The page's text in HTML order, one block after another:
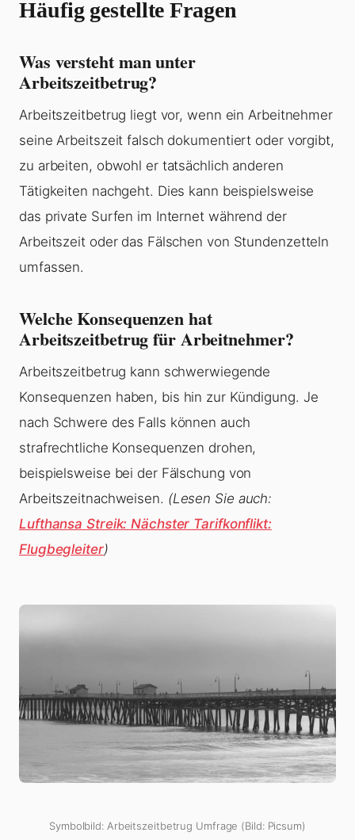
Häufig gestellte Fragen
Was versteht man unter
Arbeitszeitbetrug?
Arbeitszeitbetrug liegt vor, wenn ein Arbeitnehmer
seine Arbeitszeit falsch dokumentiert oder vorgibt,
zu arbeiten, obwohl er tatsächlich anderen
Tätigkeiten nachgeht. Dies kann beispielsweise
das private Surfen im Internet während der
Arbeitszeit oder das Fälschen von Stundenzetteln
umfassen.
Welche Konsequenzen hat
Arbeitszeitbetrug für Arbeitnehmer?
Arbeitszeitbetrug kann schwerwiegende
Konsequenzen haben, bis hin zur Kündigung. Je
nach Schwere des Falls können auch
strafrechtliche Konsequenzen drohen,
beispielsweise bei der Fälschung von
Arbeitszeitnachweisen. (Lesen Sie auch:
Lufthansa Streik: Nächster Tarifkonflikt:
Flugbegleiter)
Symbolbild: Arbeitszeitbetrug Umfrage (Bild: Picsum)